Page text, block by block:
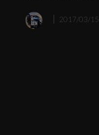
2017/03/15